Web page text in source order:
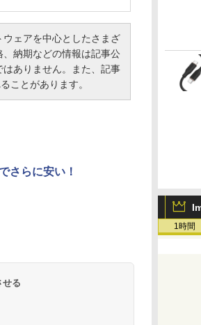
1時間
ェアを中心としたさまざ
納期などの情報は記事公
ありません。また、記事
ことがあります。
さらに安い！
せる